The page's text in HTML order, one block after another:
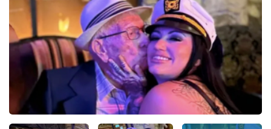
Sex a vztahy
Videa
Sledujte prima+